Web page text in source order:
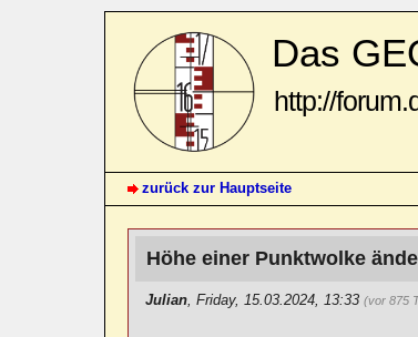
Das
http://
zurück zur Hauptseite
Höhe einer Punktwolke
Julian ,Friday, 15.03.2024, 13:33(vor 875